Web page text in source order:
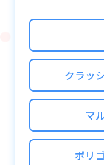
クレジットカ
トカードなど
支払い方法を
◆Android端末
Google Play
クレジットカ
ドなど、
クラッ
マ
ポリ